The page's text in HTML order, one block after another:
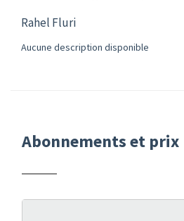
Rahel Fluri
Aucune description disponible
Abonnements et prix